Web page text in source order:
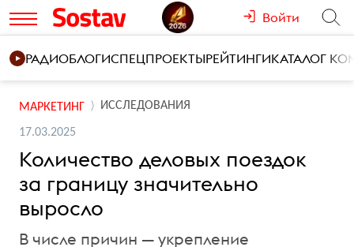
Войти
РАДИОБЛОГИСПЕЦПРОЕКТЫРЕЙТИНГИКАТАЛОГ
МАРКЕТИНГ ИССЛЕДОВАНИЯ
17.03.2025
Количество деловых поездок
за границу значительно
выросло
В числе причин — укрепление